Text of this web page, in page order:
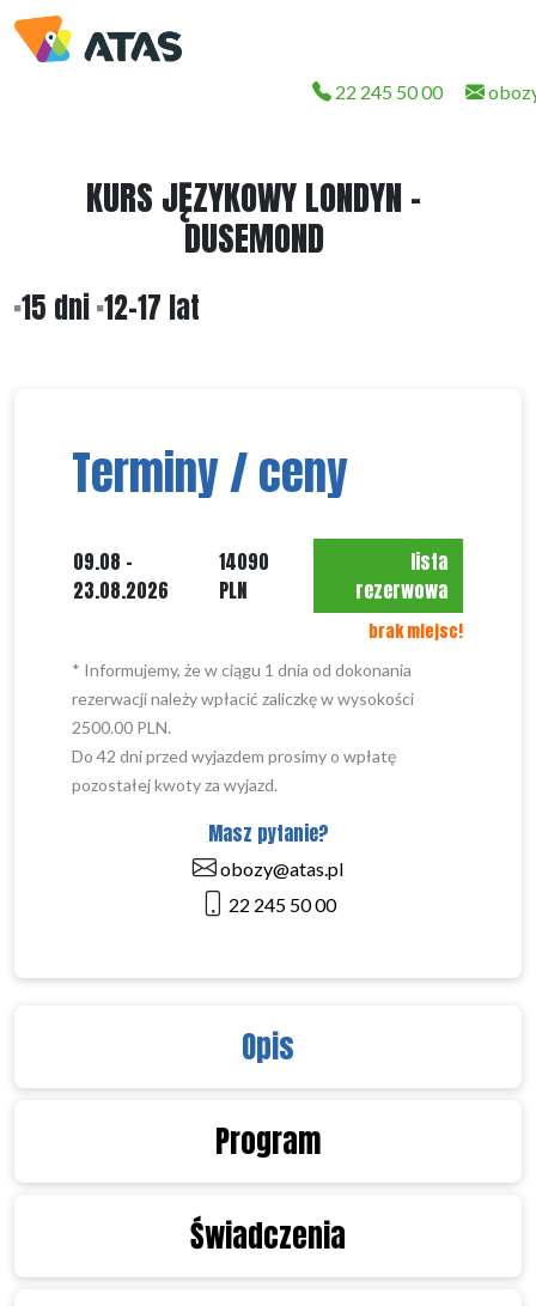
22 245 50 00
KURS JĘZYKOWY LONDYN -
DUSEMOND
15 dni 12-17 lat
Opis
Program
Świadczenia
Terminy / ceny
09.08 -
23.08.2026
14090
PLN
lista
rezerwowa
brak miejsc!
* Informujemy, że w ciągu 1 dnia od dokonania
rezerwacji należy wpłacić zaliczkę w wysokości
2500.00 PLN.
Do 42 dni przed wyjazdem prosimy o wpłatę
pozostałej kwoty za wyjazd.
Masz pytanie?
obozy@atas.pl
22 245 50 00